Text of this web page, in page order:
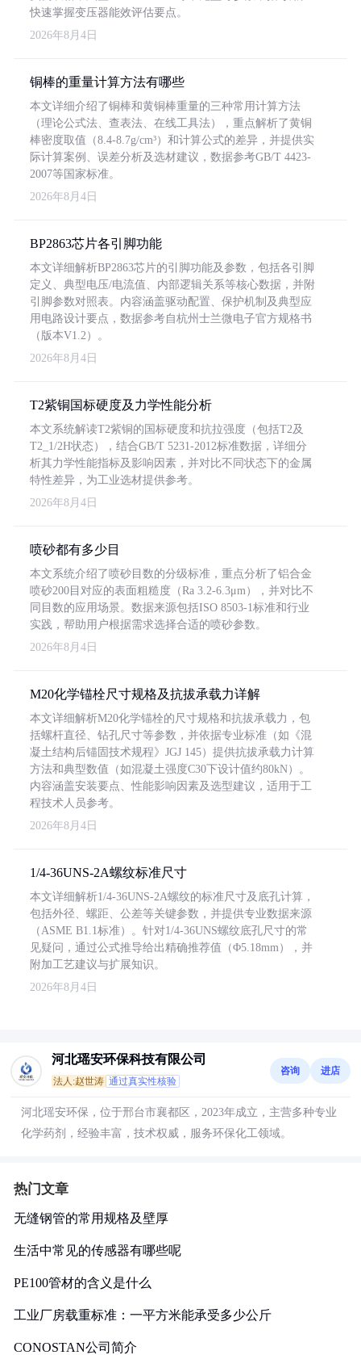
快速掌握变压器能效评估要点。
2026年8月4日
铜棒的重量计算方法有哪些
本文详细介绍了铜棒和黄铜棒重量的三种常用计算方法
（理论公式法、查表法、在线工具法），重点解析了黄铜
棒密度取值（8.4-8.7g/cm³）和计算公式的差异，并提供实
际计算案例、误差分析及选材建议，数据参考GB/T 4423-
2007等国家标准。
2026年8月4日
BP2863芯片各引脚功能
本文详细解析BP2863芯片的引脚功能及参数，包括各引脚
定义、典型电压/电流值、内部逻辑关系等核心数据，并附
引脚参数对照表。内容涵盖驱动配置、保护机制及典型应
用电路设计要点，数据参考自杭州士兰微电子官方规格书
（版本V1.2）。
2026年8月4日
T2紫铜国标硬度及力学性能分析
本文系统解读T2紫铜的国标硬度和抗拉强度（包括T2及
T2_1/2H状态），结合GB/T 5231-2012标准数据，详细分
析其力学性能指标及影响因素，并对比不同状态下的金属
特性差异，为工业选材提供参考。
2026年8月4日
喷砂都有多少目
本文系统介绍了喷砂目数的分级标准，重点分析了铝合金
喷砂200目对应的表面粗糙度（Ra 3.2-6.3μm），并对比不
同目数的应用场景。数据来源包括ISO 8503-1标准和行业
实践，帮助用户根据需求选择合适的喷砂参数。
2026年8月4日
M20化学锚栓尺寸规格及抗拔承载力详解
本文详细解析M20化学锚栓的尺寸规格和抗拔承载力，包
括螺杆直径、钻孔尺寸等参数，并依据专业标准（如《混
凝土结构后锚固技术规程》JGJ 145）提供抗拔承载力计算
方法和典型数值（如混凝土强度C30下设计值约80kN）。
内容涵盖安装要点、性能影响因素及选型建议，适用于工
程技术人员参考。
2026年8月4日
1/4-36UNS-2A螺纹标准尺寸
本文详细解析1/4-36UNS-2A螺纹的标准尺寸及底孔计算，
包括外径、螺距、公差等关键参数，并提供专业数据来源
（ASME B1.1标准）。针对1/4-36UNS螺纹底孔尺寸的常
见疑问，通过公式推导给出精确推荐值（Φ5.18mm），并
附加工艺建议与扩展知识。
2026年8月4日
河北瑶安环保科技有限公司
法人:赵世涛 通过真实性核验
咨询 进店
河北瑶安环保，位于邢台市襄都区，2023年成立，主营多种专业
化学药剂，经验丰富，技术权威，服务环保化工领域。
热门文章
无缝钢管的常用规格及壁厚
生活中常见的传感器有哪些呢
PE100管材的含义是什么
工业厂房载重标准：一平方米能承受多少公斤
CONOSTAN公司简介